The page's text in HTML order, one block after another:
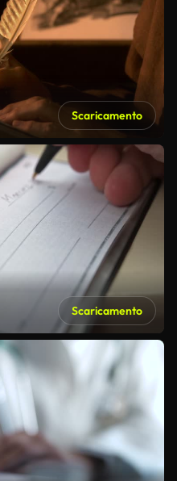
Scaricamento
Scaricamento